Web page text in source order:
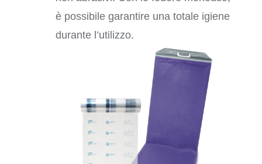
è possibile garantire una totale igiene
durante l’utilizzo.